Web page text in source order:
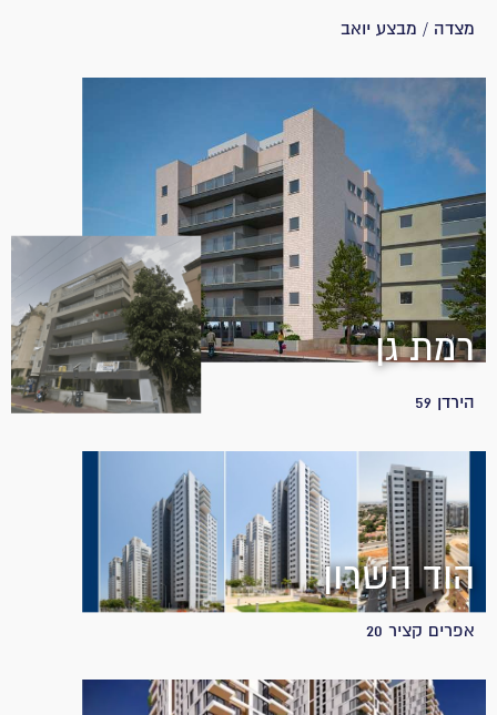
מצדה / מבצע יואב
רמת גן
הירדן 59
הוד השרון
אפרים קציר 20